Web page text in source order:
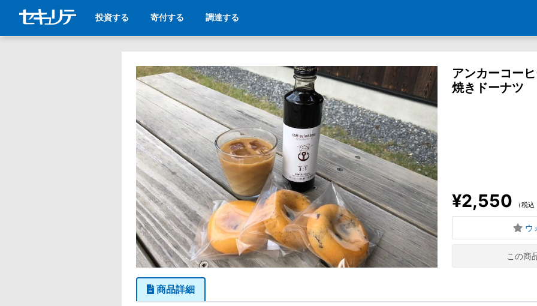
投資する 寄付する 調達する
アンカーコー
焼きドーナツ
¥2,550 （税
ウ
この商
商品詳細